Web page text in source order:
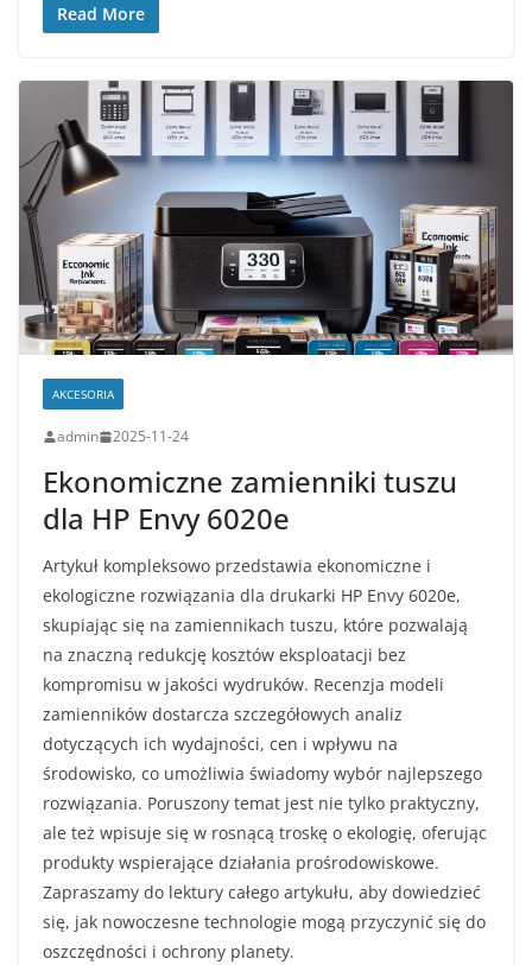
Read More
AKCESORIA
admin 2025-11-24
Ekonomiczne zamienniki tuszu
dla HP Envy 6020e
Artykuł kompleksowo przedstawia ekonomiczne i
ekologiczne rozwiązania dla drukarki HP Envy 6020e,
skupiając się na zamiennikach tuszu, które pozwalają
na znaczną redukcję kosztów eksploatacji bez
kompromisu w jakości wydruków. Recenzja modeli
zamienników dostarcza szczegółowych analiz
dotyczących ich wydajności, cen i wpływu na
środowisko, co umożliwia świadomy wybór najlepszego
rozwiązania. Poruszony temat jest nie tylko praktyczny,
ale też wpisuje się w rosnącą troskę o ekologię, oferując
produkty wspierające działania prośrodowiskowe.
Zapraszamy do lektury całego artykułu, aby dowiedzieć
się, jak nowoczesne technologie mogą przyczynić się do
oszczędności i ochrony planety.